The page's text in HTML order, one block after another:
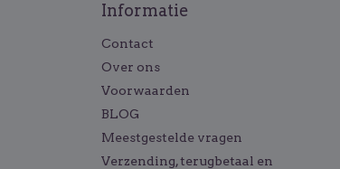
Informatie
Contact
Over ons
Voorwaarden
BLOG
Meestgestelde vragen
Verzending, terugbetaal en